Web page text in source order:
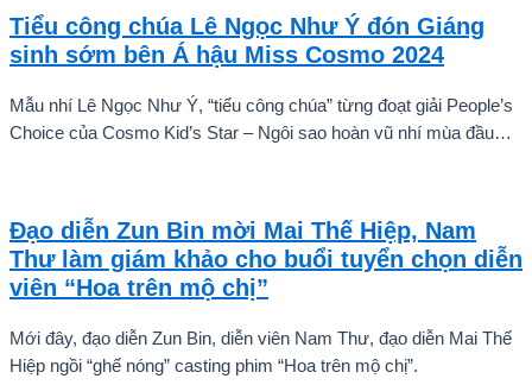
Tiểu công chúa Lê Ngọc Như Ý đón Giáng
sinh sớm bên Á hậu Miss Cosmo 2024
Mẫu nhí Lê Ngọc Như Ý, “tiểu công chúa” từng đoạt giải People’s
Choice của Cosmo Kid’s Star – Ngôi sao hoàn vũ nhí mùa đầu
Đạo diễn Zun Bin mời Mai Thế Hiệp, Nam
Thư làm giám khảo cho buổi tuyển chọn diễn
viên “Hoa trên mộ chị”
Mới đây, đạo diễn Zun Bin, diễn viên Nam Thư, đạo diễn Mai Thế
Hiệp ngồi “ghế nóng” casting phim “Hoa trên mộ chị”.